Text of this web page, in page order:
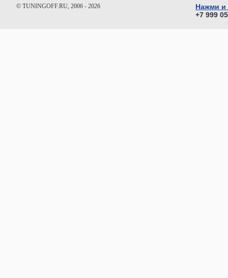
© TUNINGOFF.RU, 2006 - 2026
Нажми и
+7 999